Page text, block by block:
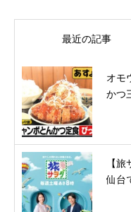
最近の記事
オモ
かつ
【
仙台